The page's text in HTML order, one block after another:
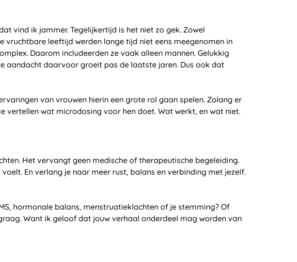
vind ik jammer. Tegelijkertijd is het niet zo gek. Zowel
vruchtbare leeftijd werden lange tijd niet eens meegenomen in
Daarom includeerden ze vaak alleen mannen. Gelukkig
aandacht daarvoor groeit pas de laatste jaren. Dus ook dat
van vrouwen hierin een grote rol gaan spelen. Zolang er
vertellen wat microdosing voor hen doet. Wat werkt, en wat niet.
Het vervangt geen medische of therapeutische begeleiding.
En verlang je naar meer rust, balans en verbinding met jezelf.
hormonale balans, menstruatieklachten of je stemming? Of
Want ik geloof dat jouw verhaal onderdeel mag worden van